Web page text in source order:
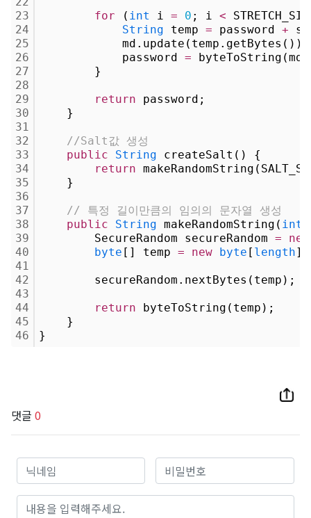
23
24
25
26
27
28
29
30
31
32
33
34
35
36
37
38
39
40
41
42
43
44
45
46
for ( int i = 0 ; i <
String temp = password +
md.update(temp.getBytes());
password =
}
return password;
}
//Salt값 생성
public
String createSalt() {
return
}
// 특정 길이만큼의 임의의 문자열 생성
public
String makeRandomString( int
SecureRandom secureRandom = new
byte [] temp = new byte [ length];
secureRandom.nextBytes(temp);
return byteToString(temp);
}
}
댓글 0